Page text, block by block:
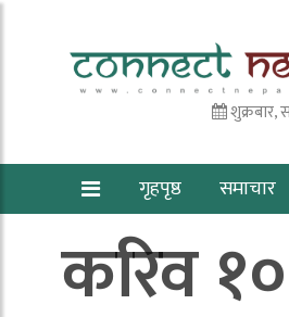
शुक्रबार,
गृहपृष्ठ समाचार
करिव